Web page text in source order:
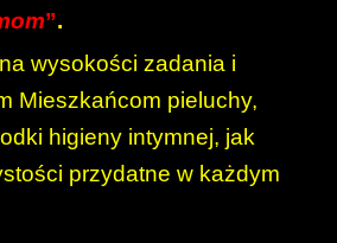
”.
wysokości zadania i
Mieszkańcom pieluchy,
higieny intymnej, jak
przydatne w każdym